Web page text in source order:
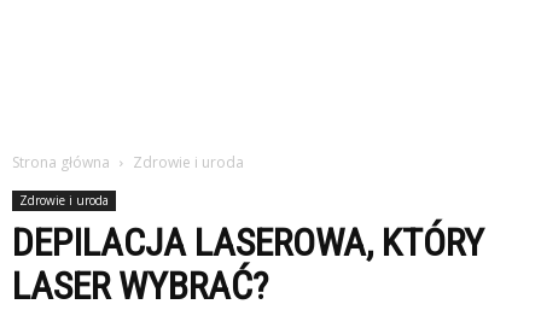
Strona główna Zdrowie i uroda
Zdrowie i uroda
DEPILACJA LASEROWA, KTÓRY
LASER WYBRAĆ?